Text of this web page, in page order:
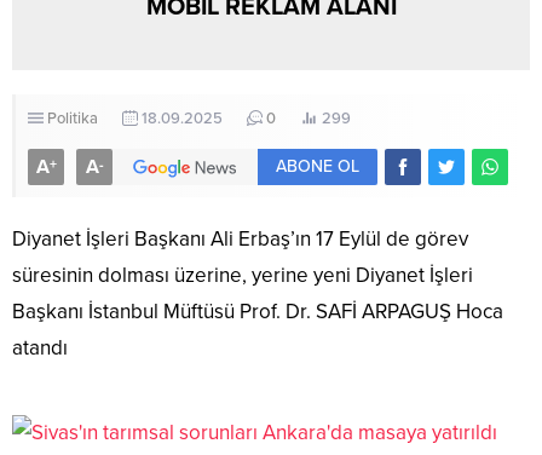
MOBİL REKLAM ALANI
Politika 18.09.2025 0 299
A+ A- ABONE OL
Diyanet İşleri Başkanı Ali Erbaş’ın 17 Eylül de görev
süresinin dolması üzerine, yerine yeni Diyanet İşleri
Başkanı İstanbul Müftüsü Prof. Dr. SAFİ ARPAGUŞ Hoca
atandı